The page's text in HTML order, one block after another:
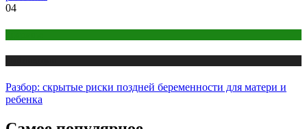
04
Разбор: скрытые риски поздней беременности для матери и
ребенка